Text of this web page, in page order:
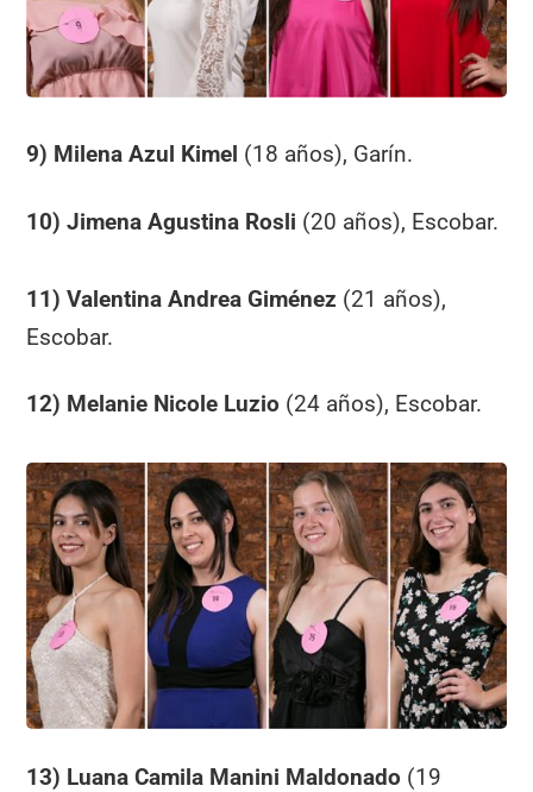
9) Milena Azul Kimel (18 años), Garín.
10) Jimena Agustina Rosli (20 años), Escobar.
11) Valentina Andrea Giménez (21 años),
Escobar.
12) Melanie Nicole Luzio (24 años), Escobar.
13) Luana Camila Manini Maldonado (19